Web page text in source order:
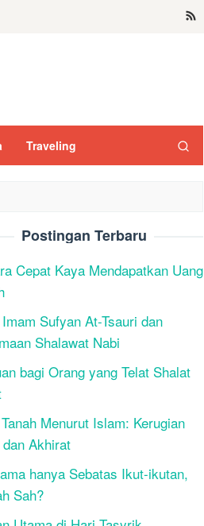
Traveling
Postingan Terbaru
Cepat Kaya Mendapatkan Uang
Sufyan At-Tsauri dan
Shalawat Nabi
bagi Orang yang Telat Shalat
Menurut Islam: Kerugian
Akhirat
hanya Sebatas Ikut-ikutan,
Sah?